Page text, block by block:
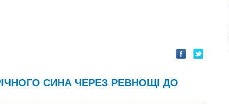
СИНА ЧЕРЕЗ РЕВНОЩІ ДО